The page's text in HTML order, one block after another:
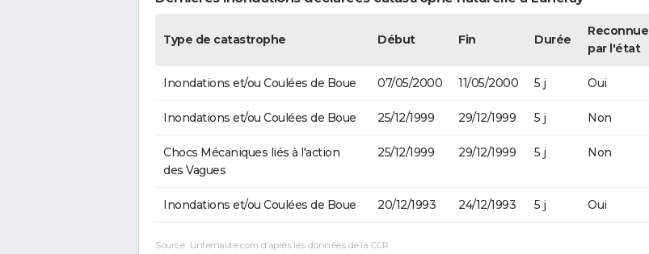
Type de catastrophe Début Fin Durée
Reconnue
par l'état
Inondations et/ou Coulées de Boue 07/05/2000 11/05/2000 5 j Oui
Inondations et/ou Coulées de Boue 25/12/1999 29/12/1999 5 j Non
Chocs Mécaniques liés à l'action
des Vagues
25/12/1999 29/12/1999 5 j Non
Inondations et/ou Coulées de Boue 20/12/1993 24/12/1993 5 j Oui
Source : Linternaute.com d'après les données de la CCR